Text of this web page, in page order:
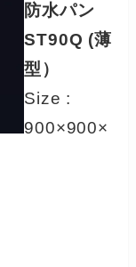
防水パン
ST90Q (薄
型）
Size :
900×900×